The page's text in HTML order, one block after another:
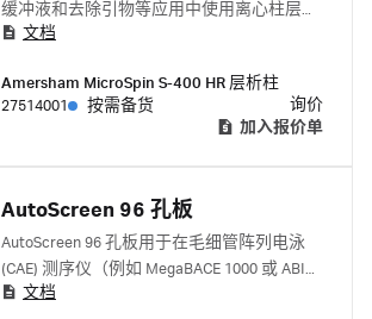
缓冲液和去除引物等应用中使用离心柱层析
法从未结合的引物 (<32 mer) 和核苷酸中纯
文档
Amersham MicroSpin S-400 HR 层析柱
27514001
按需备货
询价
加入报价单
AutoScreen 96 孔板
AutoScreen 96 孔板用于在毛细管阵列电泳
(CAE) 测序仪（例如 MegaBACE 1000 或 ABI
Prism 测序仪）上进行分析之前为测序样本
文档